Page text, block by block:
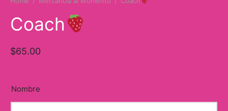
Coach
$65.00
Nombre